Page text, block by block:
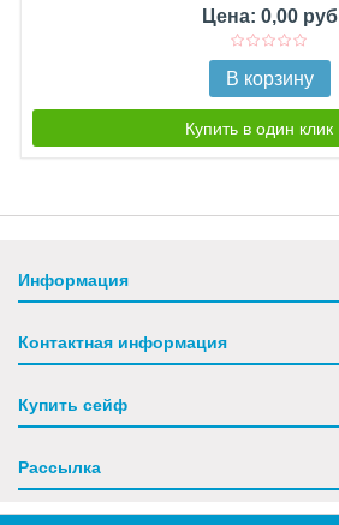
Цена: 0,00 руб
В корзину
Купить в один клик
Информация
Контактная информация
Купить сейф
Рассылка